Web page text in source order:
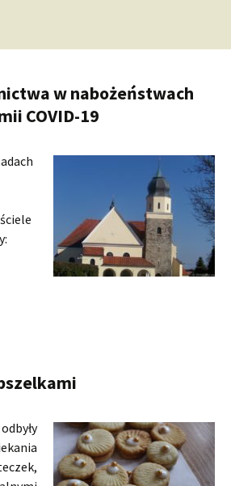
w nabożeństwach
COVID-19
w nabożeństwach podczas